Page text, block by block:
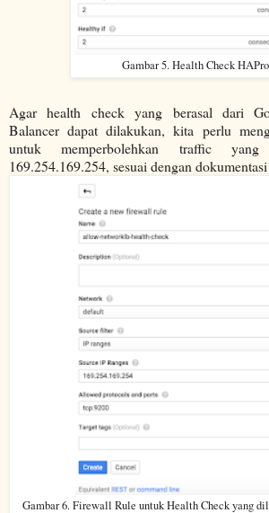
Gambar 5. Health Check
Agar health check yang berasal dari
Balancer dapat dilakukan, kita perlu
untuk memperbolehkan traffic
169.254.169.254, sesuai dengan
Gambar 6. Firewall Rule untuk Health Check yang